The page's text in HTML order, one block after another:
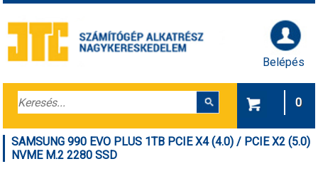
Belépés
0
SAMSUNG 990 EVO PLUS 1TB PCIE X4 (4.0) / PCIE X2 (5.0)
NVME M.2 2280 SSD